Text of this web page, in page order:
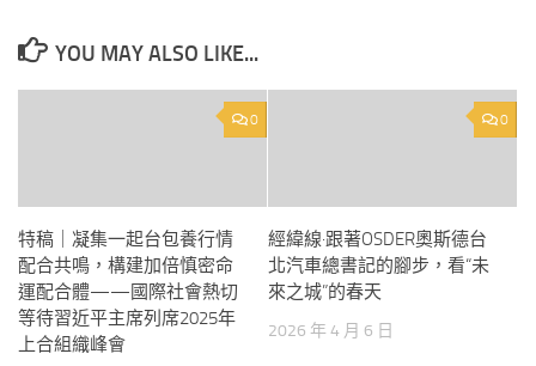
YOU MAY ALSO LIKE...
0
特稿｜凝集一起台包養行情
配合共鳴，構建加倍慎密命
運配合體——國際社會熱切
等待習近平主席列席2025年
上合組織峰會
0
經緯線·跟著OSDER奧斯德台
北汽車總書記的腳步，看“未
來之城”的春天
2026 年 4 月 6 日